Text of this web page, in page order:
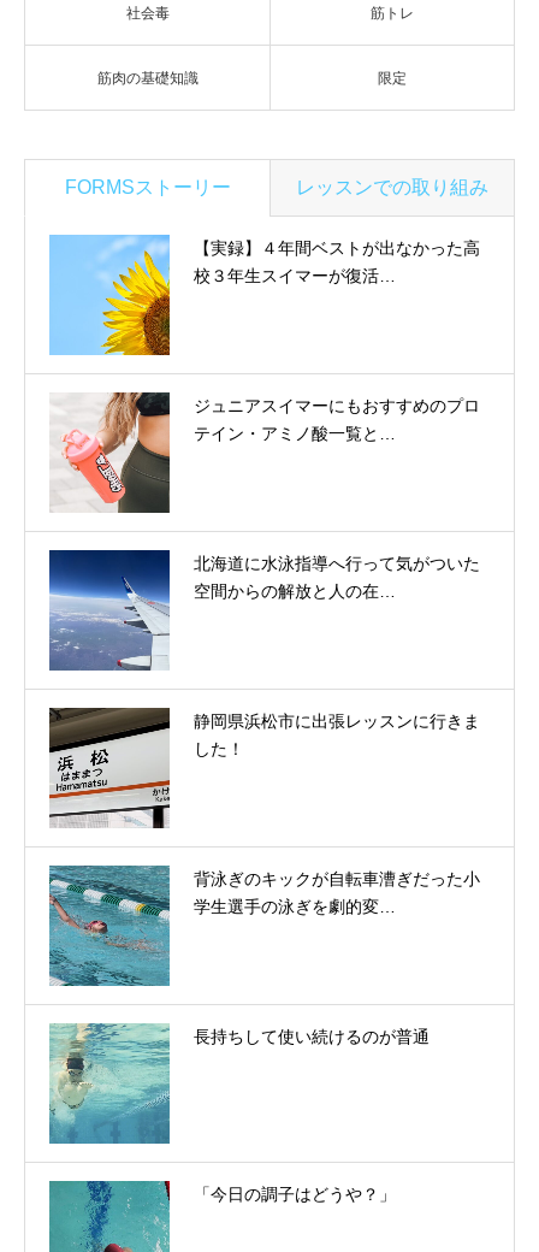
社会毒 筋トレ
筋肉の基礎知識 限定
FORMSストーリー レッスンでの取り組み
【実録】４年間ベストが出なかった高
校３年生スイマーが復活…
ジュニアスイマーにもおすすめのプロ
テイン・アミノ酸一覧と…
北海道に水泳指導へ行って気がついた
空間からの解放と人の在…
静岡県浜松市に出張レッスンに行きま
した！
背泳ぎのキックが自転車漕ぎだった小
学生選手の泳ぎを劇的変…
長持ちして使い続けるのが普通
「今日の調子はどうや？」